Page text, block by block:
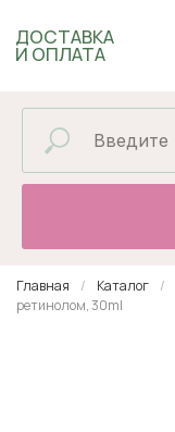
И ОПЛАТА
Главная Каталог
ретинолом, 30ml